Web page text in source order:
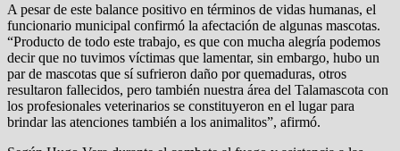
A pesar de este balance positivo en términos de vidas humanas, el
funcionario municipal confirmó la afectación de algunas mascotas.
“Producto de todo este trabajo, es que con mucha alegría podemos
decir que no tuvimos víctimas que lamentar, sin embargo, hubo un
par de mascotas que sí sufrieron daño por quemaduras, otros
resultaron fallecidos, pero también nuestra área del Talamascota con
los profesionales veterinarios se constituyeron en el lugar para
brindar las atenciones también a los animalitos”, afirmó.